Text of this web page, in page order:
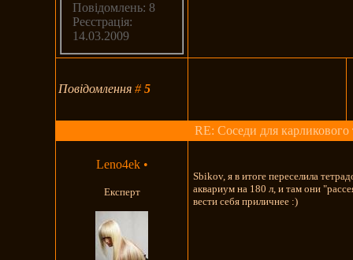
Повідомлень: 8
Реєстрація:
14.03.2009
Повідомлення#5
RE: Соседи для карликового
Leno4ek •
Експерт
Sbikov, я в итоге переселила
аквариум на 180 л, и там они
вести себя приличнее :)